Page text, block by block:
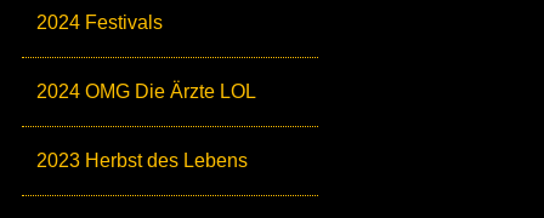
2024 Festivals
2024 OMG Die Ärzte LOL
2023 Herbst des Lebens